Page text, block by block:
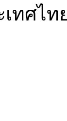
เทศไท